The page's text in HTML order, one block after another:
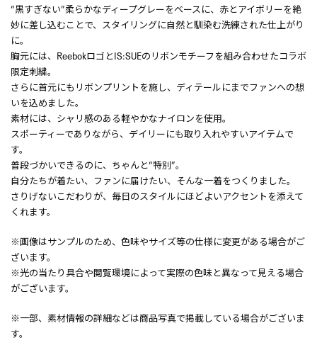
“黒すぎない”柔らかなディープグレーをベースに、赤とアイボリーを絶
妙に差し込むことで、スタイリングに自然と馴染む洗練された仕上がり
に。
胸元には、ReebokロゴとIS:SUEのリボンモチーフを組み合わせたコラボ
限定刺繍。
さらに首元にもリボンプリントを施し、ディテールにまでファンへの想
いを込めました。
素材には、シャリ感のある軽やかなナイロンを使用。
スポーティーでありながら、デイリーにも取り入れやすいアイテムで
す。
普段づかいできるのに、ちゃんと“特別”。
自分たちが着たい、ファンに届けたい、そんな一着をつくりました。
さりげないこだわりが、毎日のスタイルにほどよいアクセントを添えて
くれます。
※画像はサンプルのため、色味やサイズ等の仕様に変更がある場合がご
ざいます。
※光の当たり具合や閲覧環境によって実際の色味と異なって見える場合
がございます。
※一部、素材情報の詳細などは商品写真で掲載している場合がございま
す。